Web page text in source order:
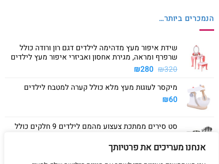
אנחנו מעריכים את פרטיותך
הנמכרים ביותר…
שידת איפור מעץ מדהימה לילדים דגם רון ורודה כולל
שרפרף ומראה, מגירת אחסון ואביזרי איפור מעץ לילדים
₪320
המחיר
היה:
₪280 המחיר
הוא:
מיקסר לעוגות מעץ מלא כולל קערה למטבח לילדים
₪60
סט סירים ממתכת צעצוע מהמם לילדים 9 חלקים כולל
₪40